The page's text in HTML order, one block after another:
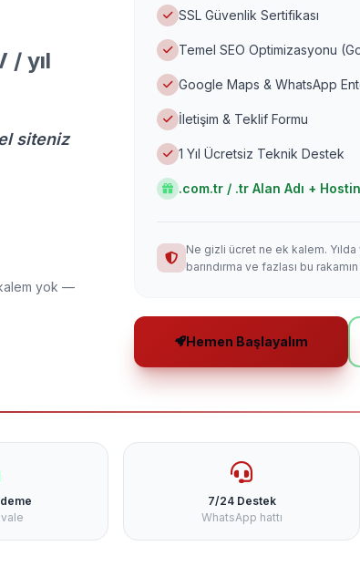
/ yıl
siteniz
yok —
SSL Güvenlik Sertifikası
Temel SEO Optimizasyonu
Google Maps & WhatsApp
İletişim & Teklif Formu
1 Yıl Ücretsiz Teknik Destek
.com.tr / .tr Alan Adı +
Ne gizli ücret ne ek kalem. Yılda
barındırma ve fazlası bu
Hemen Başlayalım
7/24 Destek
WhatsApp hattı